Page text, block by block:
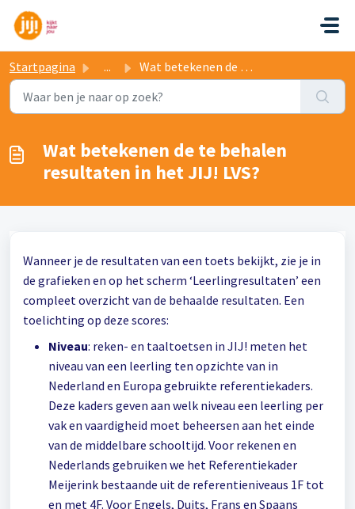
Doorgaan naar hoofdinhoud
Startpagina ... Wat betekenen de te behalen resultaten in het JIJ! LVS?
Wat betekenen de te behalen
resultaten in het JIJ! LVS?
Wanneer je de resultaten van een toets bekijkt, zie je in
de grafieken en op het scherm ‘Leerlingresultaten’ een
compleet overzicht van de behaalde resultaten. Een
toelichting op deze scores:
Niveau: reken- en taaltoetsen in JIJ! meten het
niveau van een leerling ten opzichte van in
Nederland en Europa gebruikte referentiekaders.
Deze kaders geven aan welk niveau een leerling per
vak en vaardigheid moet beheersen aan het einde
van de middelbare schooltijd. Voor rekenen en
Nederlands gebruiken we het Referentiekader
Meijerink bestaande uit de referentieniveaus 1F tot
en met 4F. Voor Engels, Duits, Frans en Spaans